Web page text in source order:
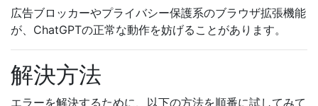
広告ブロッカーやプライバシー保護系のブラウザ拡張機能
が、ChatGPTの正常な動作を妨げることがあります。
解決方法
エラーを解決するために、以下の方法を順番に試してみて